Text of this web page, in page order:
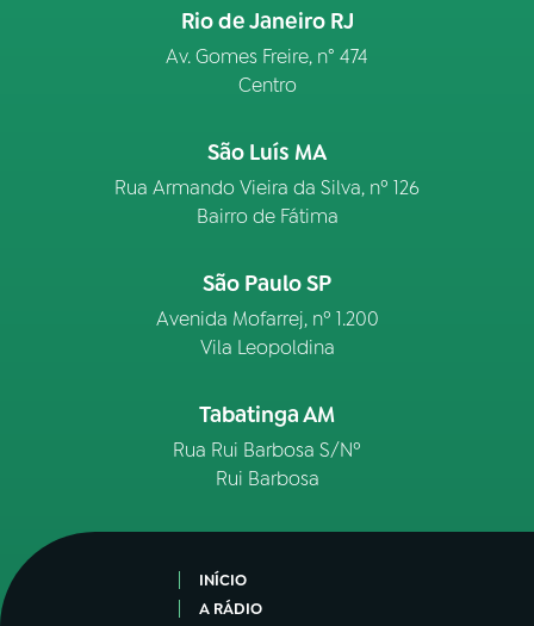
Rio de Janeiro RJ
Av. Gomes Freire, n° 474
Centro
São Luís MA
Rua Armando Vieira da Silva, nº 126
Bairro de Fátima
São Paulo SP
Avenida Mofarrej, nº 1.200
Vila Leopoldina
Tabatinga AM
Rua Rui Barbosa S/Nº
Rui Barbosa
INÍCIO
A RÁDIO